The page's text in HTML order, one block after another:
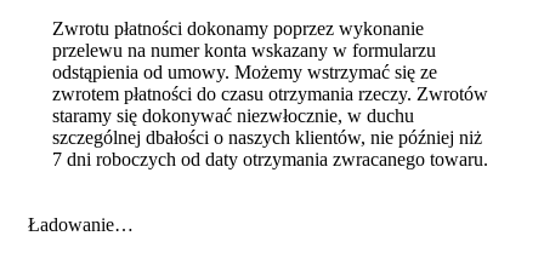
Zwrotu płatności dokonamy poprzez wykonanie
przelewu na numer konta wskazany w formularzu
odstąpienia od umowy. Możemy wstrzymać się ze
zwrotem płatności do czasu otrzymania rzeczy. Zwrotów
staramy się dokonywać niezwłocznie, w duchu
szczególnej dbałości o naszych klientów, nie później niż
7 dni roboczych od daty otrzymania zwracanego towaru.
Ładowanie…